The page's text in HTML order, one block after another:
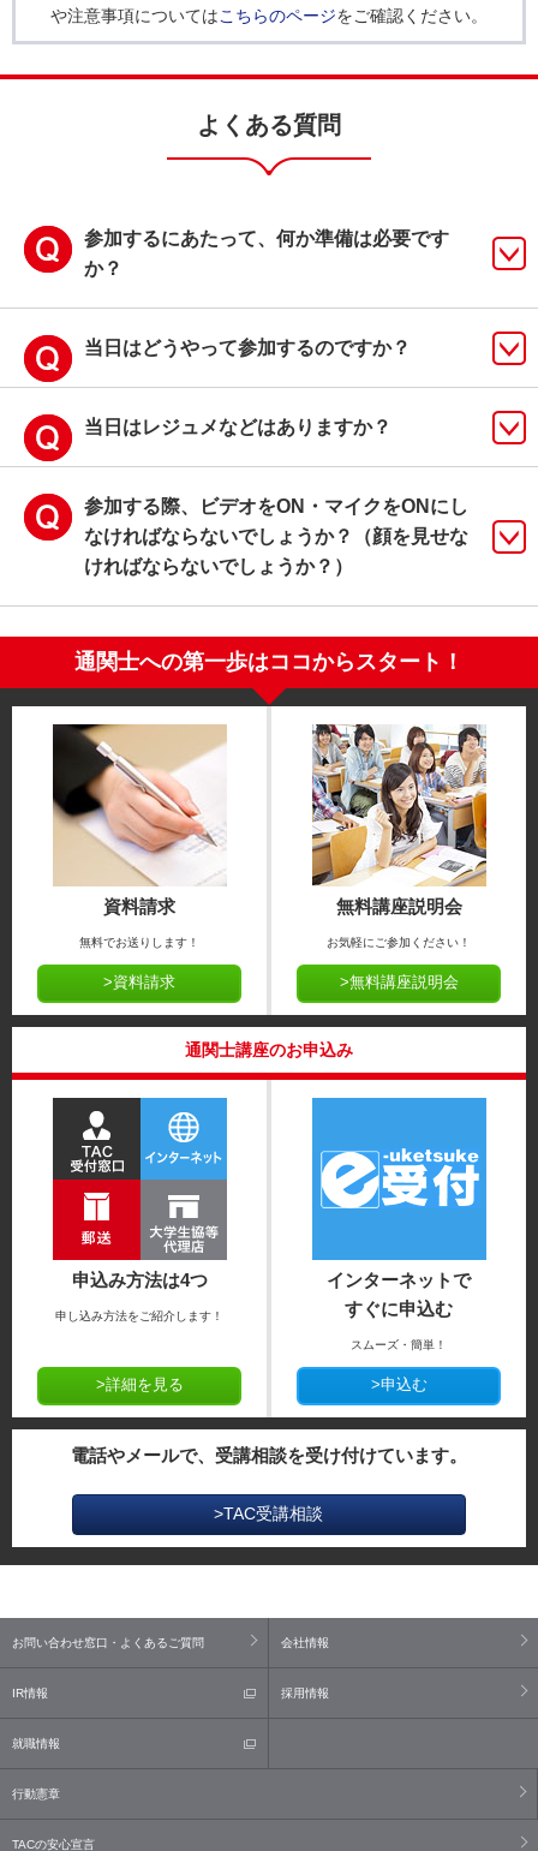
や注意事項についてはこちらのページをご確認ください。
よくある質問
参加するにあたって、何か準備は必要です
か？
当日はどうやって参加するのですか？
当日はレジュメなどはありますか？
参加する際、ビデオをON・マイクをONにし
なければならないでしょうか？（顔を見せな
ければならないでしょうか？）
通関士への第一歩はココからスタート！
資料請求
無料でお送りします！
>資料請求
無料講座説明会
お気軽にご参加ください！
>無料講座説明会
通関士講座のお申込み
申込み方法は4つ
申し込み方法をご紹介します！
>詳細を見る
インターネットで
すぐに申込む
スムーズ・簡単！
>申込む
電話やメールで、受講相談を受け付けています。
>TAC受講相談
お問い合わせ窓口・よくあるご質問 会社情報
IR情報 採用情報
就職情報
行動憲章
TACの安心宣言